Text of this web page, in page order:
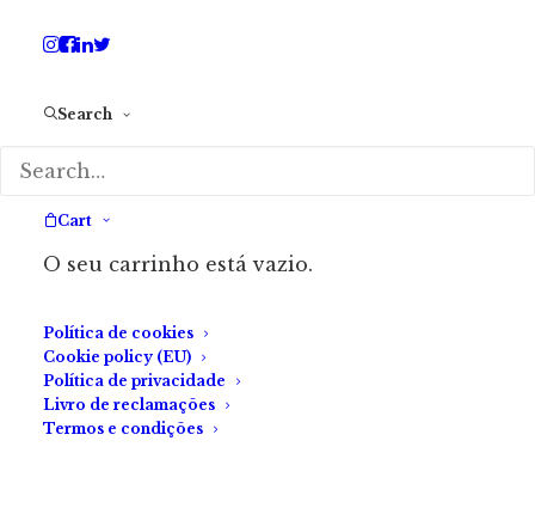
Search
Cart
O seu carrinho está vazio.
Política de cookies
Cookie policy (EU)
Política de privacidade
Livro de reclamações
Termos e condições
Artigo